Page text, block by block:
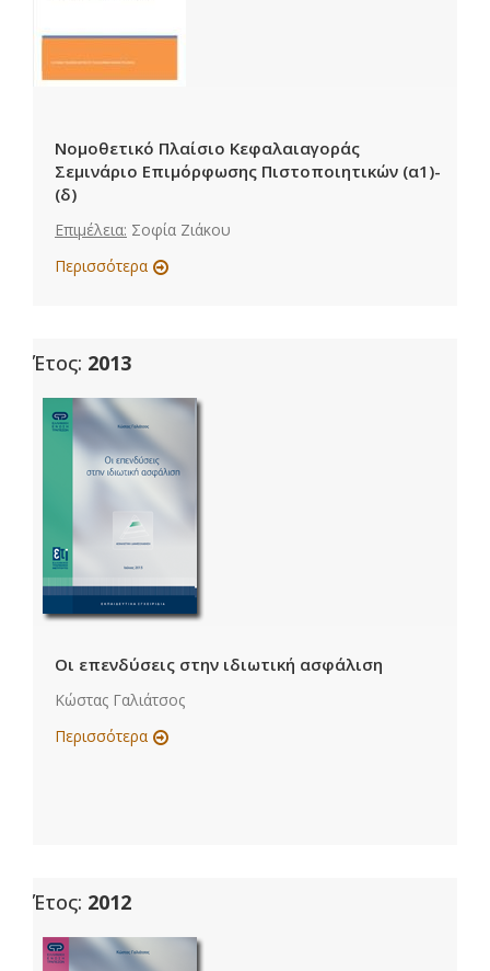
Νομοθετικό Πλαίσιο Κεφαλαιαγοράς
Σεμινάριο Επιμόρφωσης Πιστοποιητικών (α1)-
(δ)
Επιμέλεια: Σοφία Ζιάκου
Περισσότερα
Έτος: 2013
Οι επενδύσεις στην ιδιωτική ασφάλιση
Κώστας Γαλιάτσος
Περισσότερα
Έτος: 2012